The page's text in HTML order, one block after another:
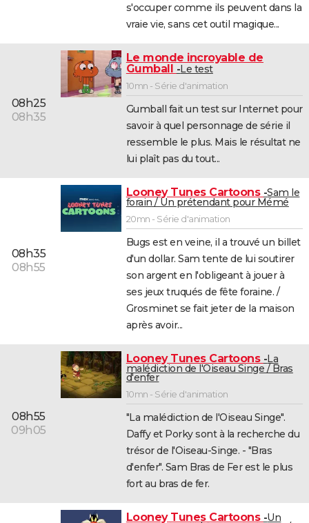
s'occuper comme ils peuvent dans la
vraie vie, sans cet outil magique...
08h25
08h35
Le monde incroyable de
Gumball
Le test
10mn - Série d'animation
Gumball fait un test sur Internet pour
savoir à quel personnage de série il
ressemble le plus. Mais le résultat ne
lui plaît pas du tout...
08h35
08h55
Looney Tunes Cartoons Sam le
forain / Un prétendant pour Mémé
20mn - Série d'animation
Bugs est en veine, il a trouvé un billet
d'un dollar. Sam tente de lui soutirer
son argent en l'obligeant à jouer à
ses jeux truqués de fête foraine. /
Grosminet se fait jeter de la maison
après avoir...
08h55
09h05
Looney Tunes Cartoons La
malédiction de l'Oiseau Singe / Bras
d'enfer
10mn - Série d'animation
"La malédiction de l'Oiseau Singe".
Daffy et Porky sont à la recherche du
trésor de l'Oiseau-Singe. - "Bras
d'enfer". Sam Bras de Fer est le plus
fort au bras de fer.
Looney Tunes Cartoons Un